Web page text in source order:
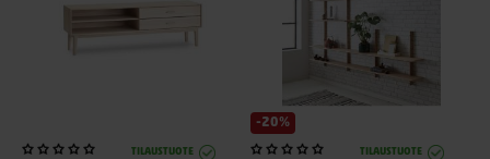
TILAUSTUOTE
-20%
TILAUSTUOTE